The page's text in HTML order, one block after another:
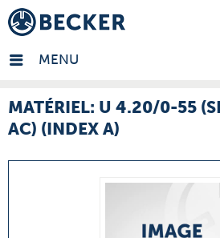
MENU
- FR
MATÉRIEL: U 4.20/0-55
AC) (INDEX A)